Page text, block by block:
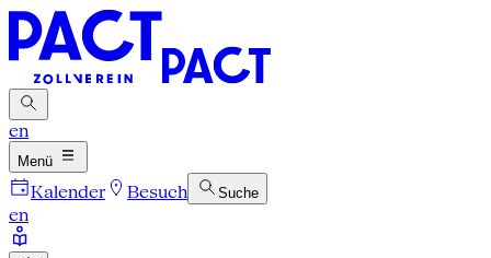
en
Menü
Kalender Besuch Suche
en